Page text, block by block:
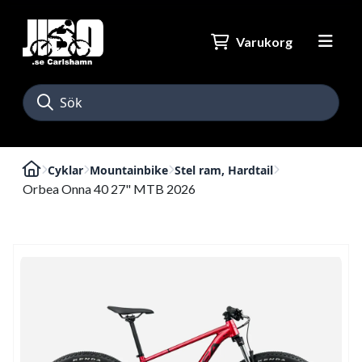
Varukorg
Cyklar Mountainbike Stel ram, Hardtail
Orbea Onna 40 27" MTB 2026